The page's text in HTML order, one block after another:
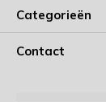
Categorieën
Contact